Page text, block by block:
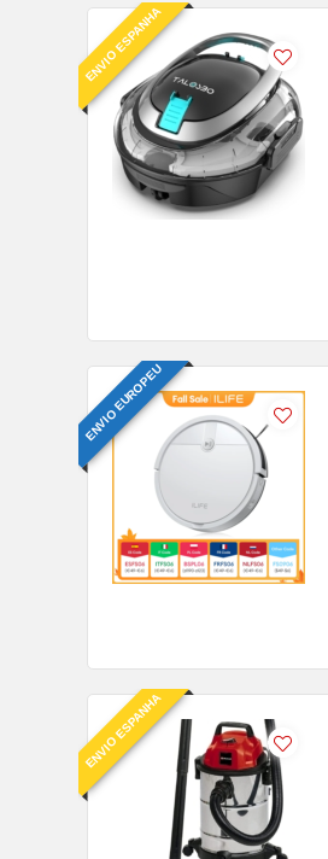
ENVIO ESPANHA
ENVIO EUROPEU
ENVIO ESPANHA